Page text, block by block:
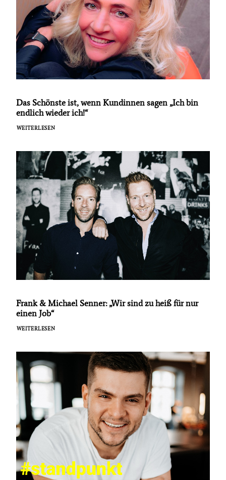
Das Schönste ist, wenn Kundinnen sagen „Ich bin
endlich wieder ich!“
WEITERLESEN
Frank & Michael Senner: „Wir sind zu heiß für nur
einen Job“
WEITERLESEN